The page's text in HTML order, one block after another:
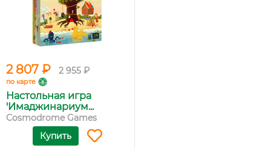
2 807 ₽ 2 955 ₽
по карте
Настольная игра
'Имаджинариум...
Cosmodrome Games
Купить